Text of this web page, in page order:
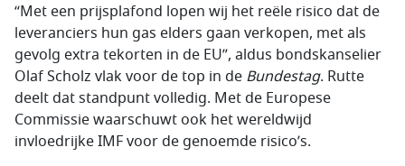
“Met een prijsplafond lopen wij het reële risico dat de
leveranciers hun gas elders gaan verkopen, met als
gevolg extra tekorten in de EU”, aldus bondskanselier
Olaf Scholz vlak voor de top in de Bundestag. Rutte
deelt dat standpunt volledig. Met de Europese
Commissie waarschuwt ook het wereldwijd
invloedrijke IMF voor de genoemde risico’s.